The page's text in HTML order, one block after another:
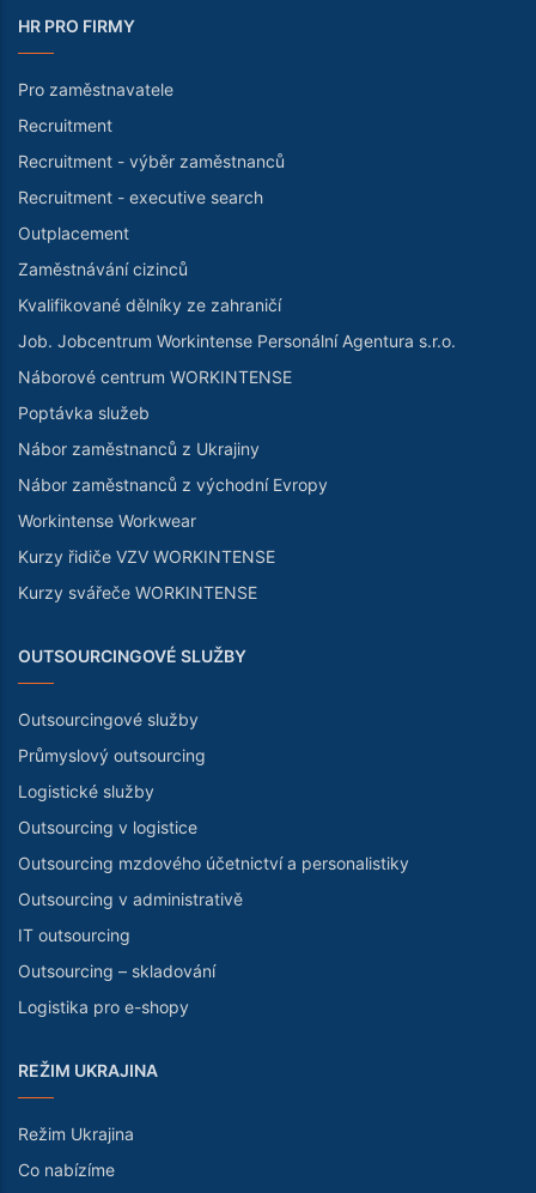
HR PRO FIRMY
Pro zaměstnavatele
Recruitment
Recruitment - výběr zaměstnanců
Recruitment - executive search
Outplacement
Zaměstnávání cizinců
Kvalifikované dělníky ze zahraničí
Job. Jobcentrum Workintense Personální Agentura s.r.o.
Náborové centrum WORKINTENSE
Poptávka služeb
Nábor zaměstnanců z Ukrajiny
Nábor zaměstnanců z východní Evropy
Workintense Workwear
Kurzy řidiče VZV WORKINTENSE
Kurzy svářeče WORKINTENSE
OUTSOURCINGOVÉ SLUŽBY
Outsourcingové služby
Průmyslový outsourcing
Logistické služby
Outsourcing v logistice
Outsourcing mzdového účetnictví a personalistiky
Outsourcing v administrativě
IT outsourcing
Outsourcing – skladování
Logistika pro e-shopy
REŽIM UKRAJINA
Režim Ukrajina
Co nabízíme